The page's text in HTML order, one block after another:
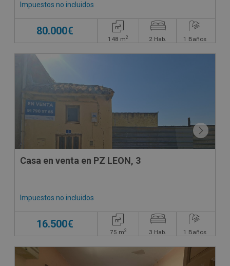
Impuestos no incluidos
80.000€
148 m2 2 Hab. 1 Baños
Casa en venta en PZ LEON, 3
Impuestos no incluidos
16.500€
75 m2 3 Hab. 1 Baños